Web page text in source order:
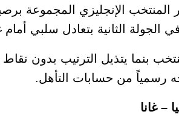
الجولة الثانية بتعادل سلبي أمام
رسمياً من حسابات التأهل.
– غانا